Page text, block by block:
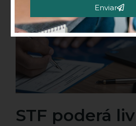
STF poderá
Enviar
Alternative: